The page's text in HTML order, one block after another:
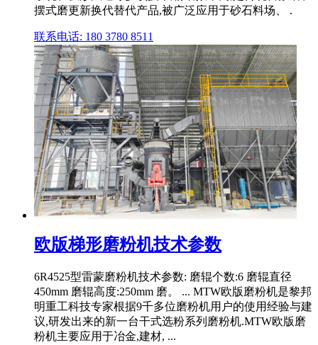
摆式磨更新换代替代产品,被广泛应用于砂石料场、 .
联系电话: 180 3780 8511
欧版梯形磨粉机技术参数
6R4525型雷蒙磨粉机技术参数: 磨辊个数:6 磨辊直径
450mm 磨辊高度:250mm 磨。 ... MTW欧版磨粉机是黎邦
明重工科技专家根据9千多位磨粉机用户的使用经验与建
议,研发出来的新一台干式选粉系列磨粉机.MTW欧版磨
粉机主要应用于冶金,建材, ...